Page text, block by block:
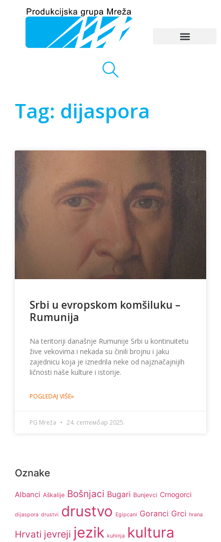
Tag: dijaspora
Srbi u evropskom komšiluku –
Rumunija
Na teritoriji današnje Rumunije Srbi u kontinuitetu
žive vekovima i nekada su činili brojnu i jaku
zajednicu koja je iznedrila neke od najznačajnijih
ličnosti naše kulture i istorije.
POGLEDAJ VIŠE»
PG Mreža 24. септембар 2025.
Oznake
Albanci Aškalije Bošnjaci Bugari Bunjevci Crnogorci
dijaspora drustvi drustvo Egipcani Goranci Grci hrana
Hrvati jevreji jezik kuhinja kultura